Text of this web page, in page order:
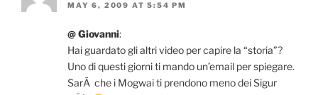
MAY 6, 2009 AT 5:54 PM
@ Giovanni:
Hai guardato gli altri video per capire la “storia”?
Uno di questi giorni ti mando un’email per spiegare.
SarÃ che i Mogwai ti prendono meno dei Sigur